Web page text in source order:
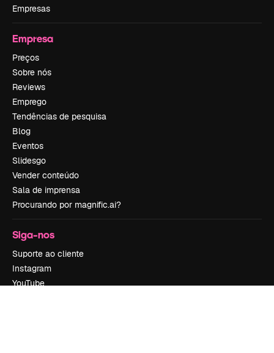
Empresas
Empresa
Preços
Sobre nós
Reviews
Emprego
Tendências de pesquisa
Blog
Eventos
Slidesgo
Vender conteúdo
Sala de imprensa
Procurando por magnific.ai?
Siga-nos
Suporte ao cliente
Instagram
YouTube